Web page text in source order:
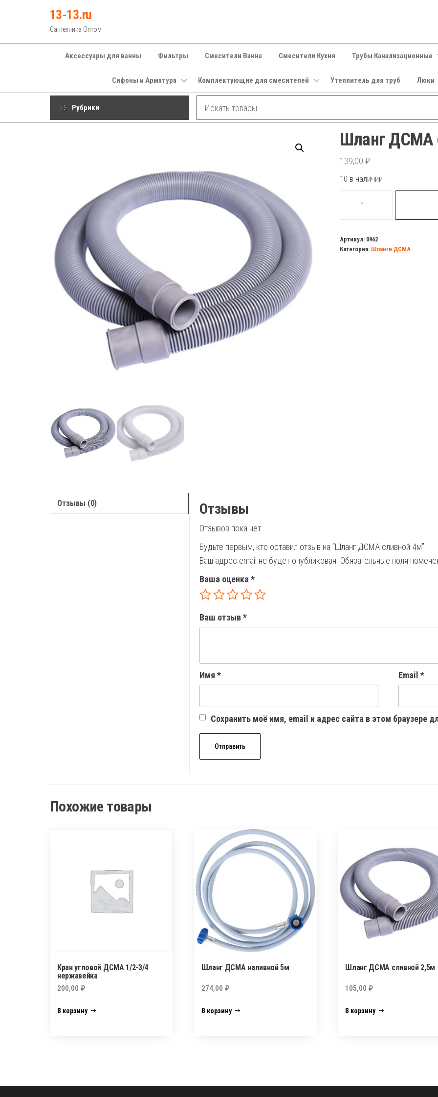
13-13.ru
Сантехника Оптом
Аксессуары для ванны Фильтры Смесители Ванна Смесители Кухня Трубы Канализационные
Сифоны и Арматура Комплектующие для смесителей Утеплитель для труб Люки
Рубрики
Шланг ДСМА
139,00 ₽
10 в наличии
товара
ДСМА
сливной
Артикул: 0962
Категория: Шланги ДСМА
Отзывы (0) Отзывы
Отзывов пока нет.
Будьте первым, кто оставил отзыв на “Шланг ДСМА сливной 4м”
Ваш адрес email не будет опубликован. Обязательные поля
Ваша оценка *
Ваш отзыв*
Имя * Email *
Сохранить моё имя, email и адрес сайта в этом браузере
Похожие товары
Кран угловой ДСМА 1/2-3/4
нержавейка
200,00 ₽
В корзину
Шланг ДСМА наливной 5м
274,00 ₽
В корзину
Шланг ДСМА сливной 2,5м
105,00₽
В корзину